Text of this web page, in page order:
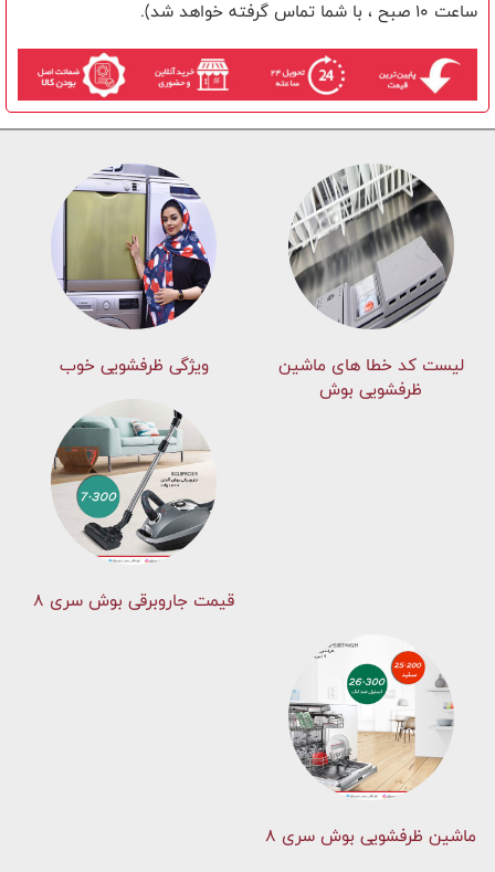
ساعت 10 صبح ، با شما تماس گرفته خواهد شد).
لیست کد خطا های ماشين
ظرفشویی بوش
ویژگی ظرفشویی خوب
قیمت جاروبرقی بوش سری ۸
ماشین ظرفشویی بوش سری 8